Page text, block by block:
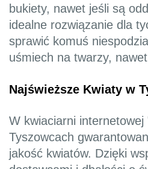
bukiety, nawet jeśli są
idealne rozwiązanie dla
sprawić komuś
uśmiech na twarzy,
Najświeższe Kwiaty w
W kwiaciarni
Tyszowcach
jakość kwiatów. Dzięki